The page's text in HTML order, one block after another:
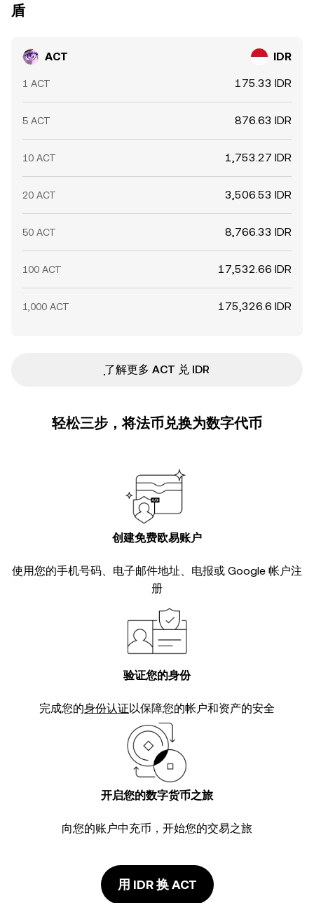
盾
ACT IDR
1 ACT 175.33 IDR
5 ACT 876.63 IDR
10 ACT 1,753.27 IDR
20 ACT 3,506.53 IDR
50 ACT 8,766.33 IDR
100 ACT 17,532.66 IDR
1,000 ACT 175,326.6 IDR
ִִִִִִִִִִִִִִִִִִִִִִִִִִִִִִִִִִִִִִִִִִִִִִִ了解更多 ACT 兑 IDR
轻松三步，将法币兑换为数字代币
创建免费欧易账户
使用您的手机号码、电子邮件地址、电报或 Google 帐户注
册
验证您的身份
完成您的身份认证以保障您的帐户和资产的安全
开启您的数字货币之旅
向您的账户中充币，开始您的交易之旅
用 IDR 换 ACT